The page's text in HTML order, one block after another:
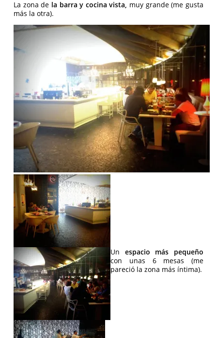
La zona de la barra y cocina vista, muy grande (me gusta
más la otra).
Un espacio más pequeño
con unas 6 mesas (me
pareció la zona más íntima).